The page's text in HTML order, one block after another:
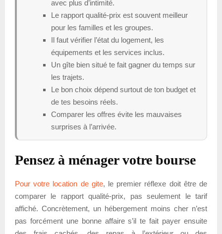
avec plus d’intimité.
Le rapport qualité-prix est souvent meilleur
pour les familles et les groupes.
Il faut vérifier l’état du logement, les
équipements et les services inclus.
Un gîte bien situé te fait gagner du temps sur
les trajets.
Le bon choix dépend surtout de ton budget et
de tes besoins réels.
Comparer les offres évite les mauvaises
surprises à l’arrivée.
Pensez à ménager votre bourse
Pour votre location de gite, le premier réflexe doit être de
comparer le rapport qualité-prix, pas seulement le tarif
affiché. Concrètement, un hébergement moins cher n’est
pas forcément une bonne affaire s’il te fait payer ensuite